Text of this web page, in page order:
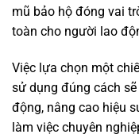
mũ bảo hộ đóng vai
toàn cho người lao
Việc lựa chọn một
sử dụng đúng cách
động, nâng cao hiệu
làm việc chuyên